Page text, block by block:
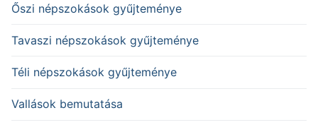
Őszi népszokások gyűjteménye
Tavaszi népszokások gyűjteménye
Téli népszokások gyűjteménye
Vallások bemutatása